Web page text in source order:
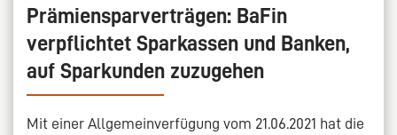
Prämiensparverträgen: BaFin
verpflichtet Sparkassen und Banken,
auf Sparkunden zuzugehen
Mit einer Allgemeinverfügung vom 21.06.2021 hat die